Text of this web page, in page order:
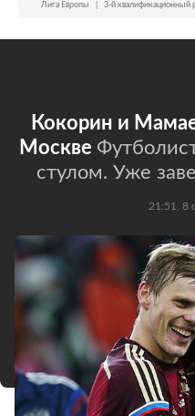
Лига Европы 3-й квалификационный
Кокорин и
Москве
стулом. Уже
21:51, 8